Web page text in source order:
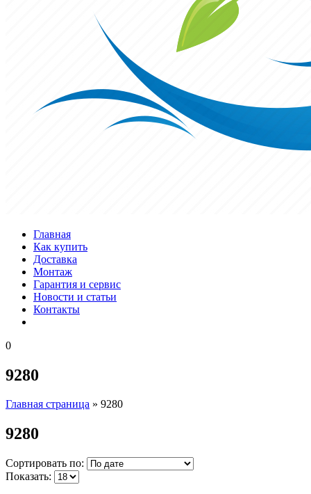
Главная
Как купить
Доставка
Монтаж
Гарантия и сервис
Новости и статьи
Контакты
0
9280
Главная страница » 9280
9280
Сортировать по:
Показать: